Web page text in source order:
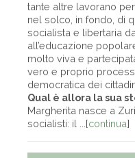
tante altre lavorano per
nel solco, in fondo, di
socialista e libertaria
all’educazione
molto viva e
vero e proprio
democratica dei
Qual è allora la sua
Margherita nasce a
socialisti: il ...[continua]